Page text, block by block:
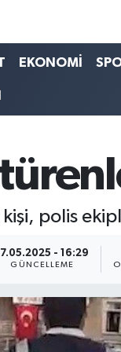
EKONOMİ
polis
17.05.2025 - 16:29
GÜNCELLEME